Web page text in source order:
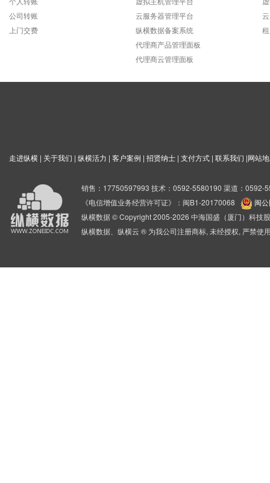
公司转账
上门交费
云服务器管理平台
纵横数据备案系统
代理商产品管理面板
代理商云管理面板
走进纵横 | 关于我们 | 纵横活力 | 客户案例 | 招贤纳士 | 支付方式 | 联系我们 |网站
销售：17750597993 技术：0592-5580190 渠道：0592-
《电信增值业务经营许可证》：闽B1-20170068
闽
纵横数据 © Copyright 2005-2026 中海国盛（厦门）科技
纵横数据、纵横云 ® 为我公司注册商标, 未经授权, 严禁使